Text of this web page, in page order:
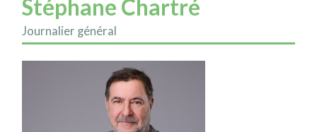
Stéphane Chartré
Journalier général